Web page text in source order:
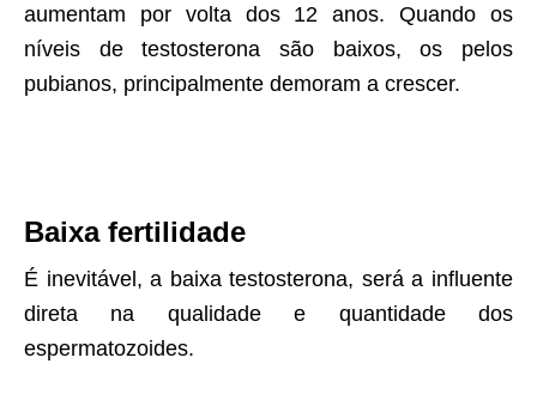
aumentam por volta dos 12 anos. Quando os
níveis de testosterona são baixos, os pelos
pubianos, principalmente demoram a crescer.
Baixa fertilidade
É inevitável, a baixa testosterona, será a influente
direta na qualidade e quantidade dos
espermatozoides.